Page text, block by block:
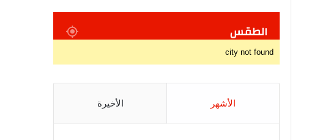
الطقس
city not found
الأشهر الأخيرة